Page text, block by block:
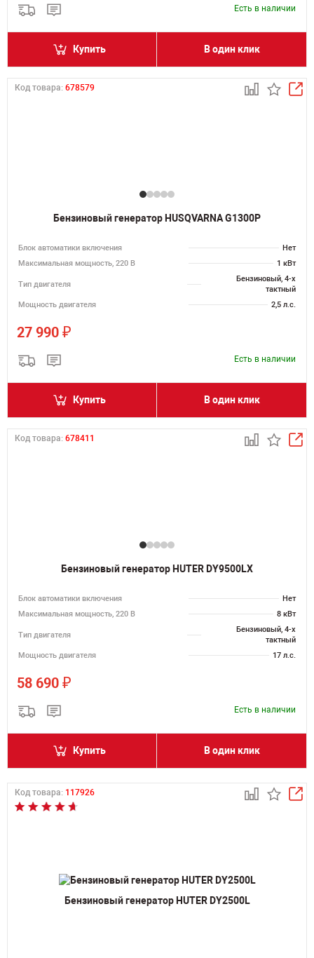
Есть в наличии
Купить В один клик
Код товара: 678579
Бензиновый генератор HUSQVARNA G1300P
Блок автоматики включения
Нет
Максимальная мощность, 220 В
1 кВт
Тип двигателя
Бензиновый, 4-х
тактный
Мощность двигателя
2,5 л.с.
27 990 ₽
Есть в наличии
Купить В один клик
Код товара: 678411
Бензиновый генератор HUTER DY9500LX
Блок автоматики включения
Нет
Максимальная мощность, 220 В
8 кВт
Тип двигателя
Бензиновый, 4-х
тактный
Мощность двигателя
17 л.с.
58 690 ₽
Есть в наличии
Купить В один клик
Код товара: 117926
Бензиновый генератор HUTER DY2500L